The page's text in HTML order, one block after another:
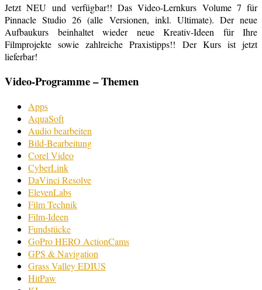
Jetzt NEU und verfügbar!! Das Video-Lernkurs Volume 7 für
Pinnacle Studio 26 (alle Versionen, inkl. Ultimate). Der neue
Aufbaukurs beinhaltet wieder neue Kreativ-Ideen für Ihre
Filmprojekte sowie zahlreiche Praxistipps!! Der Kurs ist jetzt
lieferbar!
Video-Programme – Themen
Apps
AquaSoft
Audio bearbeiten
Bild-Bearbeitung
Corel Video
CyberLink
DaVinci Resolve
ElevenLabs
Film Technik
Film-Ideen
Fundstücke
GoPro HERO ActionCams
GPS & Navigation
Grass Valley EDIUS
HitPaw